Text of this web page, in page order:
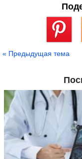
« Предыдущая тема